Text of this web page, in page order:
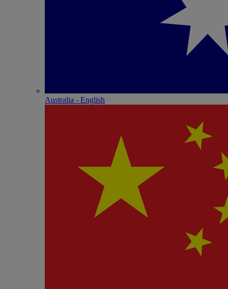
Australia - English